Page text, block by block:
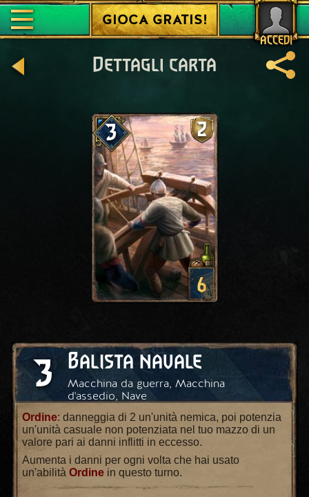
ACCEDI
GIOCA GRATIS!
Dettagli carta
3 2
6
3 Balista navale
Macchina da guerra, Macchina
d'assedio, Nave
Ordine: danneggia di 2 un'unità nemica, poi potenzia
un'unità casuale non potenziata nel tuo mazzo di un
valore pari ai danni inflitti in eccesso.
Aumenta i danni per ogni volta che hai usato
un'abilità Ordine in questo turno.